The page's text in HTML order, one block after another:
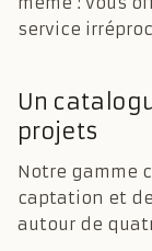
service
Un
projets
Notre gamme
captation et
autour de